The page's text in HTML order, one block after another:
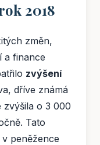
2018
změn,
a finance
zvýšení
dříve známá
zvýšila o 3 000
Tato
peněžence